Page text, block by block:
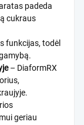
padeda
cukraus
funkcijas, todėl
– DiaformRX
geriau